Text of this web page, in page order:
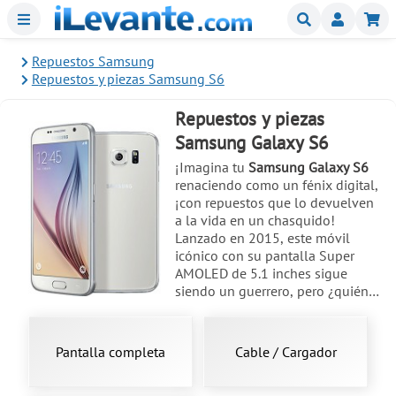
Menu Buscar
Repuestos Samsung
Repuestos y piezas Samsung S6
Repuestos y piezas
Samsung Galaxy S6
¡Imagina tu Samsung Galaxy S6
renaciendo como un fénix digital,
¡con repuestos que lo devuelven
a la vida en un chasquido!
Lanzado en 2015, este móvil
icónico con su pantalla Super
AMOLED de 5.1 inches sigue
siendo un guerrero, pero ¿quién
Aquí en nuestra tienda online, te
traemos piezas originales para
Pantalla completa Cable / Cargador